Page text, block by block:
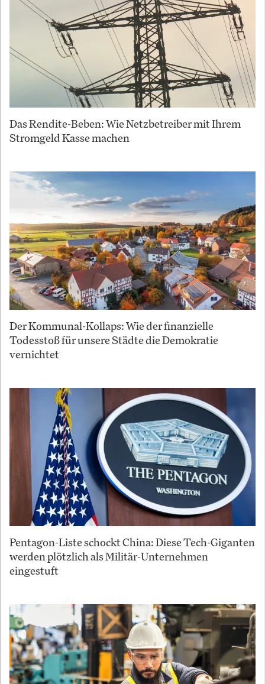
Das Rendite-Beben: Wie Netzbetreiber mit Ihrem
Stromgeld Kasse machen
Der Kommunal-Kollaps: Wie der finanzielle
Todesstoß für unsere Städte die Demokratie
vernichtet
Pentagon-Liste schockt China: Diese Tech-Giganten
werden plötzlich als Militär-Unternehmen
eingestuft